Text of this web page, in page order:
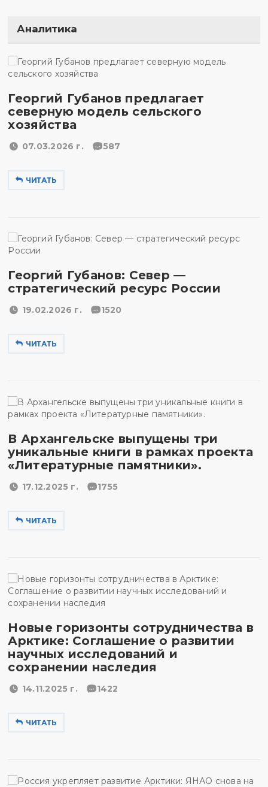
Аналитика
Георгий Губанов предлагает
северную модель сельского
хозяйства
07.03.2026 г. 587
ЧИТАТЬ
Георгий Губанов: Север —
стратегический ресурс России
19.02.2026 г. 1520
ЧИТАТЬ
В Архангельске выпущены три
уникальные книги в рамках проекта
«Литературные памятники».
17.12.2025 г. 1755
ЧИТАТЬ
Новые горизонты сотрудничества в
Арктике: Соглашение о развитии
научных исследований и
сохранении наследия
14.11.2025 г. 1422
ЧИТАТЬ